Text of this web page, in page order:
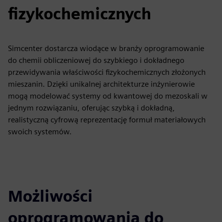
fizykochemicznych
Simcenter dostarcza wiodące w branży oprogramowanie
do chemii obliczeniowej do szybkiego i dokładnego
przewidywania właściwości fizykochemicznych złożonych
mieszanin. Dzięki unikalnej architekturze inżynierowie
mogą modelować systemy od kwantowej do mezoskali w
jednym rozwiązaniu, oferując szybką i dokładną,
realistyczną cyfrową reprezentację formuł materiałowych
swoich systemów.
Możliwości
oprogramowania do